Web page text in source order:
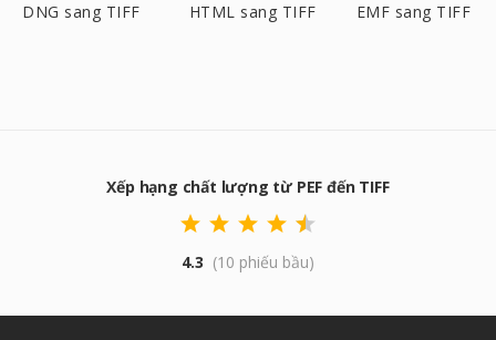
DNG sang TIFF HTML sang TIFF EMF sang TIFF
Xếp hạng chất lượng từ PEF đến TIFF
4.3 (10 phiếu bầu)